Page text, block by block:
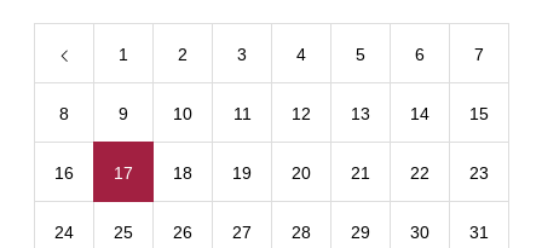
1 2 3 4 5 6 7
8 9 10 11 12 13 14 15
16 17 18 19 20 21 22 23
24 25 26 27 28 29 30 31